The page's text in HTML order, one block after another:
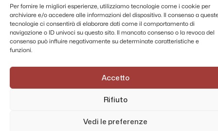
Per fornire le migliori esperienze, utilizziamo tecnologie come i cookie per
archiviare e/o accedere alle informazioni del dispositivo. Il consenso a
tecnologie ci consentirà di elaborare dati come il comportamento di
navigazione o ID univoci su questo sito. Il mancato consenso o la revoca del
consenso può influire negativamente su determinate caratteristiche e
funzioni.
Accetto
Rifiuto
Vedi le preferenze